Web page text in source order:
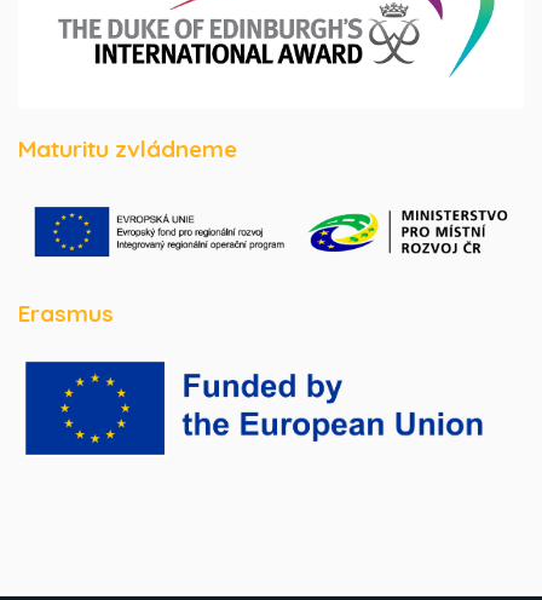
Maturitu zvládneme
Erasmus